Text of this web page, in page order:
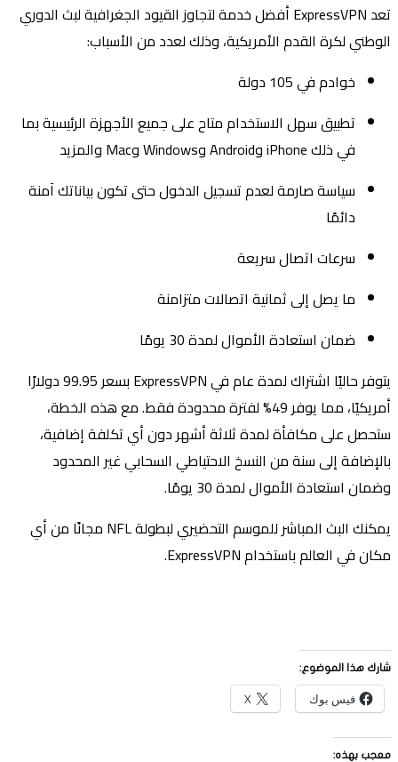
تعد ExpressVPN أفضل خدمة لتجاوز القيود الجغرافية لبث الدوري
الوطني لكرة القدم الأمريكية، وذلك لعدد من الأسباب:
خوادم في 105 دولة
تطبيق سهل الاستخدام متاح على جميع الأجهزة الرئيسية بما
في ذلك iPhone وAndroid وWindows وMac والمزيد
سياسة صارمة لعدم تسجيل الدخول حتى تكون بياناتك آمنة
دائمًا
سرعات اتصال سريعة
ما يصل إلى ثمانية اتصالات متزامنة
ضمان استعادة الأموال لمدة 30 يومًا
يتوفر حاليًا اشتراك لمدة عام في ExpressVPN بسعر 99.95 دولارًا
أمريكيًا، مما يوفر 49% لفترة محدودة فقط. مع هذه الخطة،
ستحصل على مكافأة لمدة ثلاثة أشهر دون أي تكلفة إضافية،
بالإضافة إلى سنة من النسخ الاحتياطي السحابي غير المحدود
وضمان استعادة الأموال لمدة 30 يومًا.
يمكنك البث المباشر للموسم التحضيري لبطولة NFL مجانًا من أي
مكان في العالم باستخدام ExpressVPN.
شارك هذا الموضوع:
فيس بوك X
معجب بهذه: